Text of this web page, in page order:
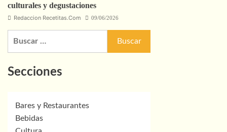
culturales y degustaciones
Redaccion Recetitas.Com 09/06/2026
Secciones
Bares y Restaurantes
Bebidas